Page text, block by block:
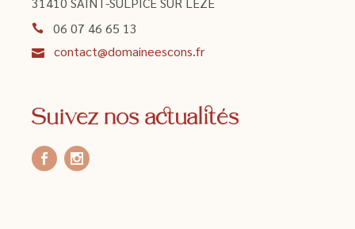
06 07 46 65 13
contact@domaineescons.fr
Suivez nos actualités